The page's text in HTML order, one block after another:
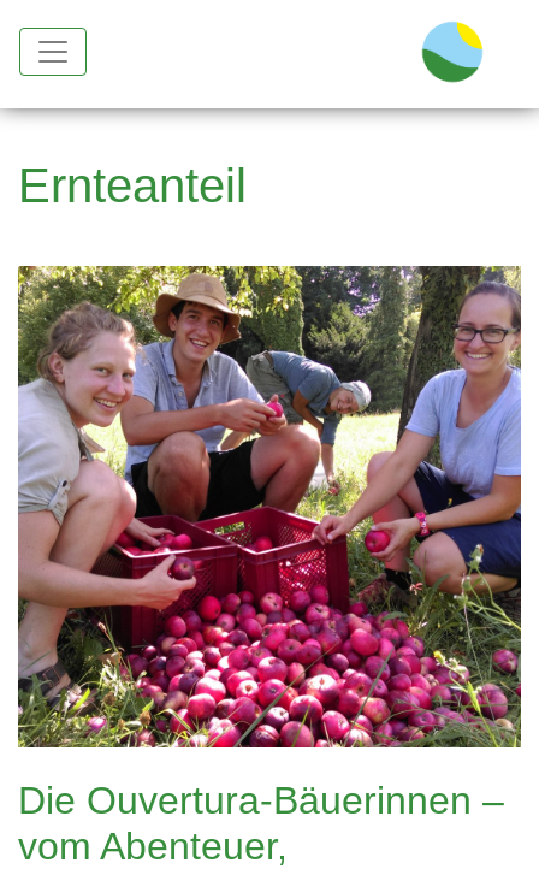
Ernteanteil
Die Ouvertura-Bäuerinnen –
vom Abenteuer,